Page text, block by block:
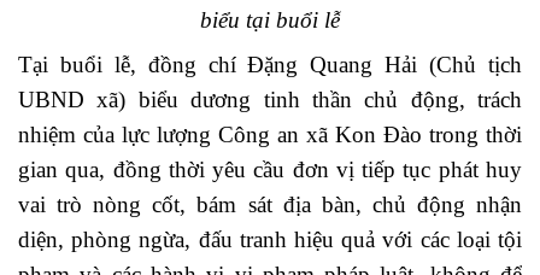
biểu tại buổi lễ
Tại buổi lễ, đồng chí Đặng Quang Hải (Chủ tịch
UBND xã) biểu dương tinh thần chủ động, trách
nhiệm của lực lượng Công an xã Kon Đào trong thời
gian qua, đồng thời yêu cầu đơn vị tiếp tục phát huy
vai trò nòng cốt, bám sát địa bàn, chủ động nhận
diện, phòng ngừa, đấu tranh hiệu quả với các loại tội